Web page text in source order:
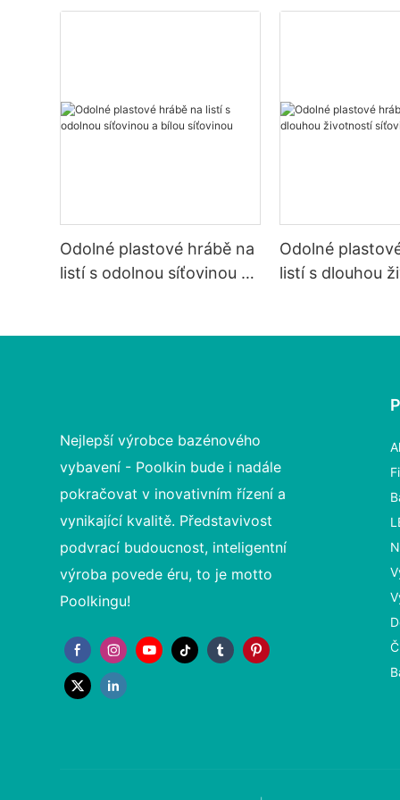
Odolné plastové hrábě na
listí s odolnou síťovinou a
Odolné
listí s dlouhou
Nejlepší výrobce bazénového
vybavení - Poolkin bude i nadále
pokračovat v inovativním řízení a
vynikající kvalitě. Představivost
podvrací budoucnost, inteligentní
výroba povede éru, to je motto
Poolkingu!